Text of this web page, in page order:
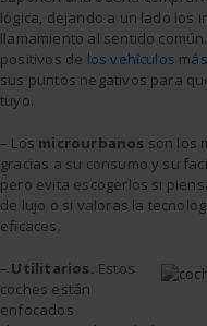
lógica, dejando a un lado los
llamamiento al sentido
positivos de los vehículos
sus puntos negativos para
tuyo.
– Los microurbanos son los
gracias a su consumo y su
pero evita escogerlos si
de lujo o si valoras la
eficaces.
– Utilitarios. Estos
coches están
enfocados